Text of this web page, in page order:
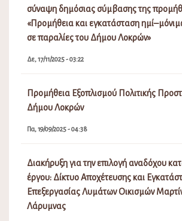
σύναψη δημόσιας σύμβασης της
«Προμήθεια και εγκατάσταση
σε παραλίες του Δήμου Λοκρών»
Δε, 17/11/2025 - 03:22
Προμήθεια Εξοπλισμού Πολιτικής
Δήμου Λοκρών
Πα, 19/09/2025 - 04:38
Διακήρυξη για την επιλογή αναδόχου
έργου: Δίκτυο Αποχέτευσης και
Επεξεργασίας Λυμάτων Οικισμών
Λάρυμνας